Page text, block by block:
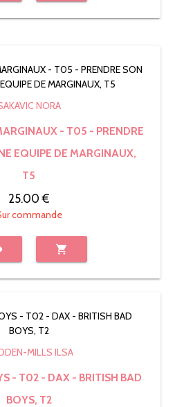
NORA
- T05 - PRENDRE
EQUIPE DE MARGINAUX,
T5
25.00 €
commande
shopping_cart
MILLS ILSA
- T02 - DAX - BRITISH BAD
BOYS, T2